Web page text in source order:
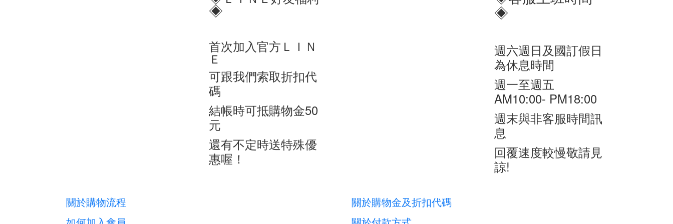
◈
首次加入官方ＬＩＮ
Ｅ
可跟我們索取折扣代
碼
結帳時可抵購物金50
元
還有不定時送特殊優
惠喔！
◈
週六週日及國訂假日
為休息時間
週一至週五
AM10:00- PM18:00
週末與非客服時間訊
息
回覆速度較慢敬請見
諒!
關於購物流程
關於購物金及折扣代碼